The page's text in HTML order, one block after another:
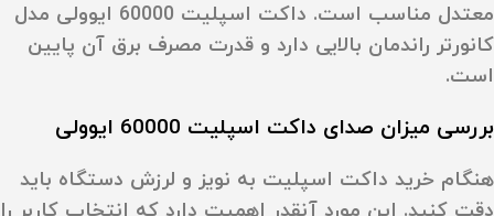
معتدل مناسب است. داکت اسپلیت 60000 ایوولی مدل
کانورتر راندمان بالایی دارد و قدرت مصرف برق آن پایین
است.
بررسی میزان صدای داکت اسپلیت 60000 ایوولی
هنگام خرید داکت اسپلیت به نویز و لرزش دستگاه باید